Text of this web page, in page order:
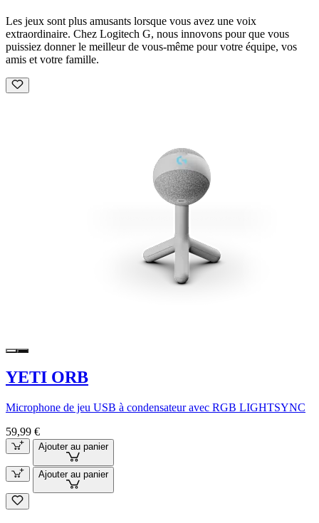
Les jeux sont plus amusants lorsque vous avez une voix
extraordinaire. Chez Logitech G, nous innovons pour que vous
puissiez donner le meilleur de vous-même pour votre équipe, vos
amis et votre famille.
YETI ORB
Microphone de jeu USB à condensateur avec RGB LIGHTSYNC
59,99 €
Ajouter au panier
Ajouter au panier